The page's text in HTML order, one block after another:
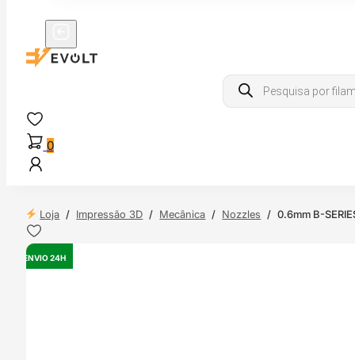
Products
search
0
Loja / Impressão 3D / Mecânica / Nozzles / 0.6mm B-
OUTLET
ENVIO 24H